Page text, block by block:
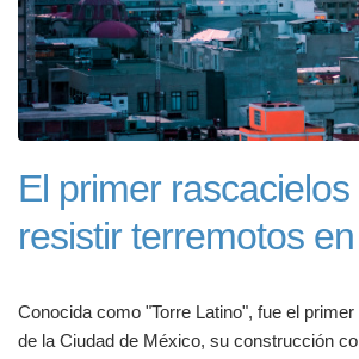
El primer
resistir terremotos
Conocida como "Torre Latino", fue el
de la Ciudad de México, su construcción